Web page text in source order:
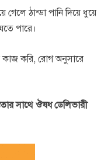
ঠান্ডা পানি দিয়ে ধুয়ে
পারে।
করি, রোগ অনুসারে
সাথে ঔষধ ডেলিভারী